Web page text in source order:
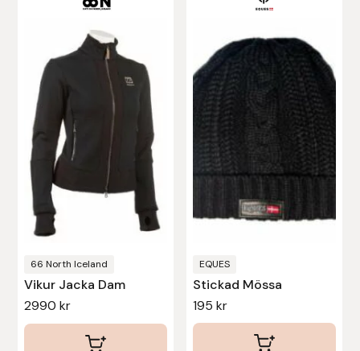
66 North Iceland
Vikur Jacka Dam
2990kr
EQUES
Stickad Mössa
195 kr
Tidningen Ridsport Island
TöltSaga
TOPREITER
Trikem
Tunahaken
Uhip
Uvex